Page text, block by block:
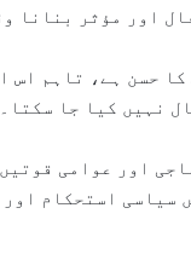
اور مؤثر بنانا
حسن ہے، تاہم اس
نہیں کیا جا سکتا۔
اور عوامی
سیاسی استحکام